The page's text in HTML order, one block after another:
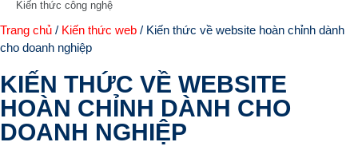
Kiến thức công nghệ
Trang chủ / Kiến thức web / Kiến thức về website hoàn chỉnh dành
cho doanh nghiệp
KIẾN THỨC VỀ WEBSITE
HOÀN CHỈNH DÀNH CHO
DOANH NGHIỆP